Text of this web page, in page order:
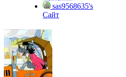
sas9568635's
Сайт